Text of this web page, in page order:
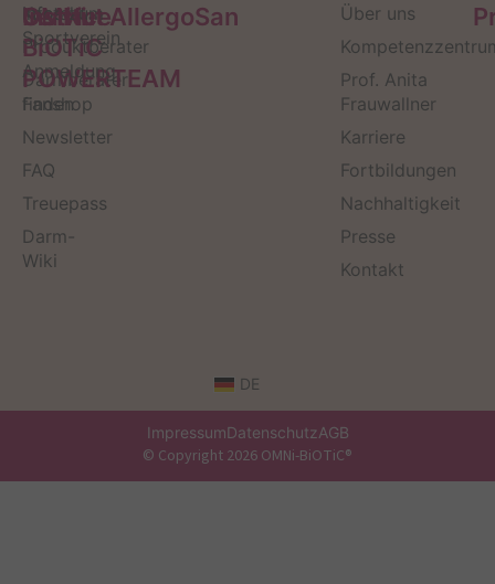
Service
Kontakt
Produktberater
Darmberater
finden
Newsletter
FAQ
Treuepass
Darm-
Wiki
OMNi-
BiOTiC
POWERTEAM
Infos zum
Sportverein
Anmeldung
Fanshop
Institut AllergoSan
Über uns
Prof. Anita
Frauwallner
Karriere
Fortbildungen
Nachhaltigkeit
Presse
Kontakt
DE
ImpressumDatenschutzAGB
© Copyright 2026 OMNi-BiOTiC®